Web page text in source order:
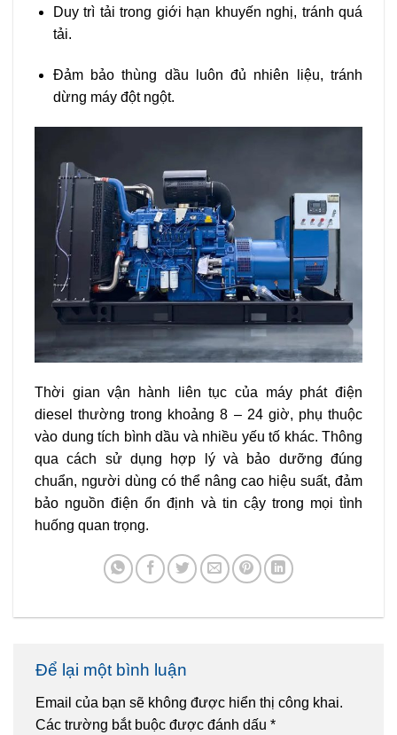
Duy trì tải trong giới hạn khuyến nghị, tránh quá
tải.
Đảm bảo thùng dầu luôn đủ nhiên liệu, tránh
dừng máy đột ngột.
Thời gian vận hành liên tục của máy phát điện
diesel thường trong khoảng 8 – 24 giờ, phụ thuộc
vào dung tích bình dầu và nhiều yếu tố khác. Thông
qua cách sử dụng hợp lý và bảo dưỡng đúng
chuẩn, người dùng có thể nâng cao hiệu suất, đảm
bảo nguồn điện ổn định và tin cậy trong mọi tình
huống quan trọng.
Để lại một bình luận
Email của bạn sẽ không được hiển thị công khai.
Các trường bắt buộc được đánh dấu *